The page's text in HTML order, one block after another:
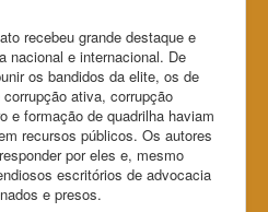
recebeu grande destaque e
nacional e internacional. De
os bandidos da elite, os de
ativa, corrupção
e formação de quadrilha haviam
recursos públicos. Os autores
por eles e, mesmo
escritórios de advocacia
e presos.